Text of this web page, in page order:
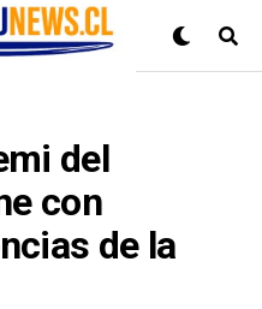
del
con
de la